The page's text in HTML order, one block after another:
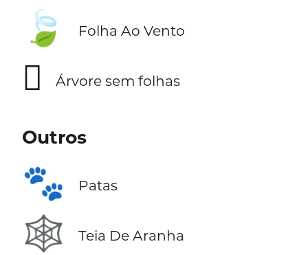
🍃 Folha Ao Vento
🪾 Árvore sem folhas
Outros
🐾 Patas
🕸️ Teia De Aranha